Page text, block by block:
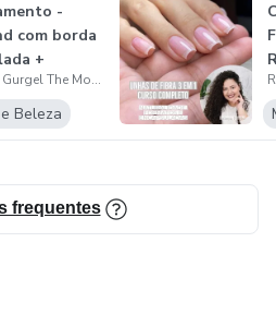
-
com borda
+
Rebeca Gurgel The Mota
Beleza
frequentes